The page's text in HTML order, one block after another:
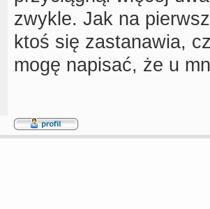
zwykle. Jak na
ktoś się zastanawia,
mogę napisać, że u